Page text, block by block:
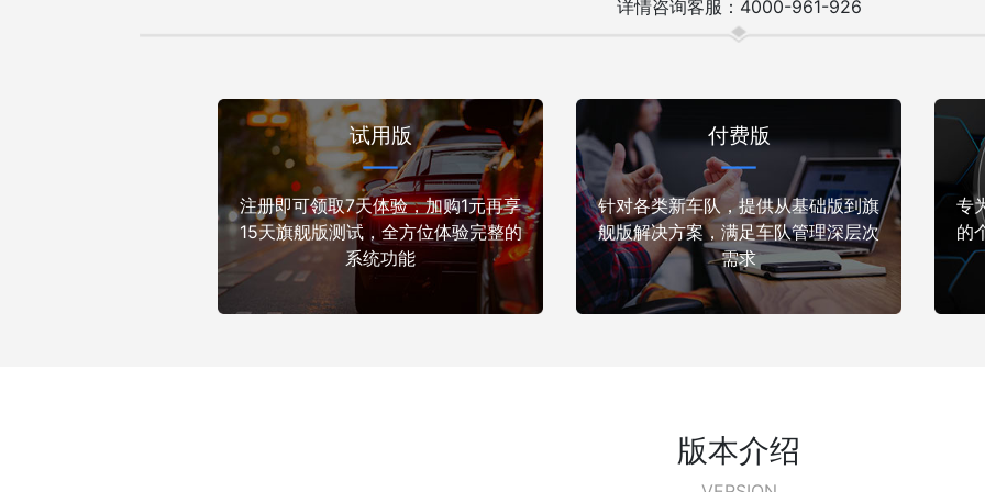
详情咨询客服：4000-961-926
试用版
注册即可领取7天体验，加购1元再享
15天旗舰版测试，全方位体验完整的
系统功能
付费版
针对各类新车队，提供从基础版到旗
舰版解决方案，满足车队管理深层次
需求
专
的
版本介绍